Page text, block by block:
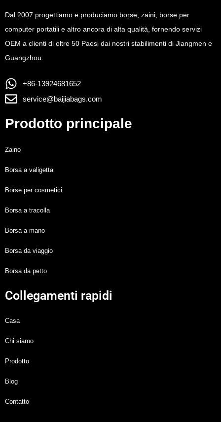
Dal 2007 progettiamo e produciamo borse, zaini, borse per
computer portatili e altro ancora di alta qualità, fornendo servizi
OEM a clienti di oltre 50 Paesi dai nostri stabilimenti di Jiangmen e
Guangzhou.
+86-13924681652
service@baijiabags.com
Prodotto principale
Zaino
Borsa a valigetta
Borse per cosmetici
Borsa a tracolla
Borsa a mano
Borsa da viaggio
Borsa da petto
Collegamenti rapidi
Casa
Chi siamo
Prodotto
Blog
Contatto